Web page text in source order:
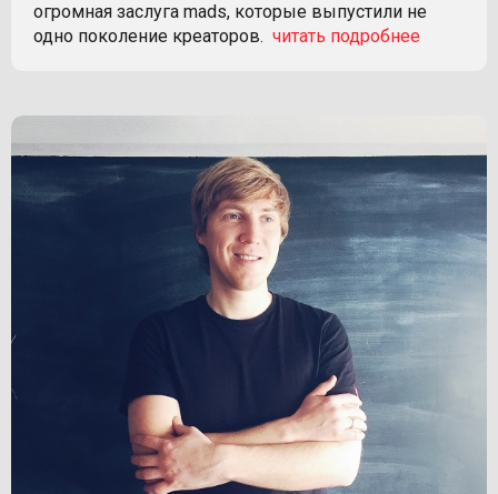
огромная заслуга mads, которые выпустили не
одно поколение креаторов.